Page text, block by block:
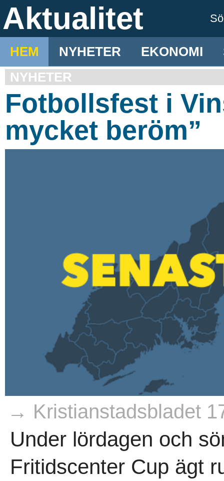
Aktualitet
HEM NYHETER EKONOMI
NYHETER
Fotbollsfest i
mycket beröm”
→ Kristianstadsbladet
Under lördagen och
Fritidscenter Cup ägt